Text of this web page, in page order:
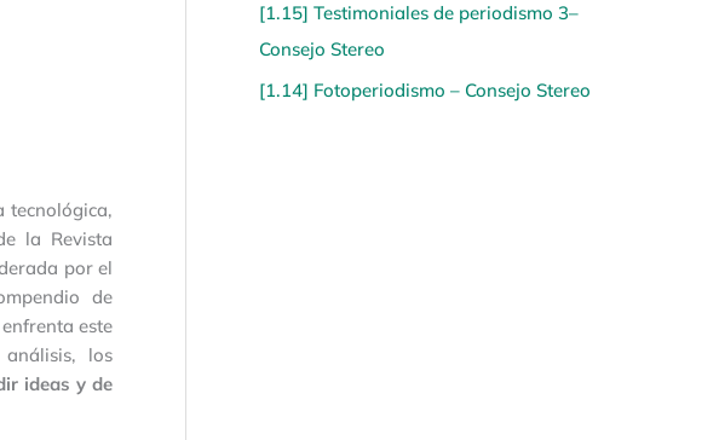
tecnológica,
la Revista
por el
de
este
los
ideas y de
[1.15] Testimoniales de periodismo 3–
Consejo Stereo
[1.14] Fotoperiodismo – Consejo Stereo